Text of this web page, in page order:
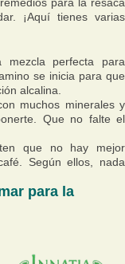
¡Aquí tienes varias
mezcla perfecta para
se inicia para que
alcalina.
muchos minerales y
Que no falte el
que no hay mejor
Según ellos, nada
para la